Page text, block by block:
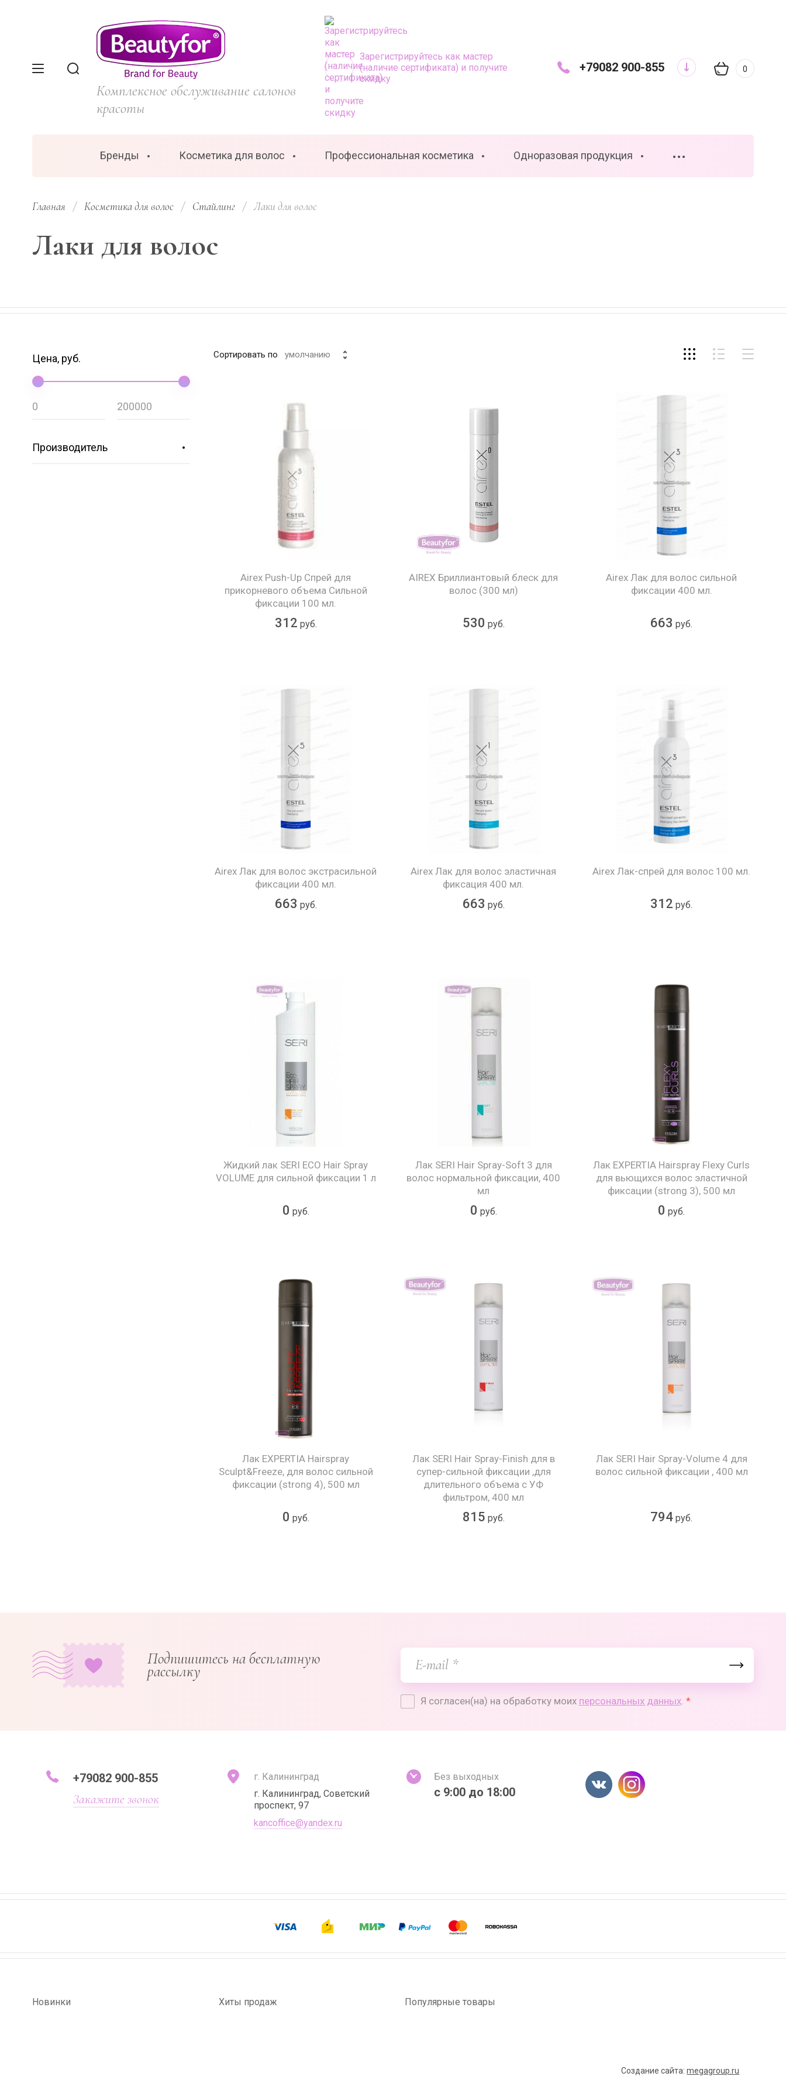
0
Комплексное обслуживание салонов
красоты
Зарегистрируйтесь как мастер
(наличие сертификата) и получите
скидку
+79082 900-855
Бренды Косметика для волос Профессиональная косметика Одноразовая продукция •••
Главная / Косметика для волос / Стайлинг /
  Лаки для волос
Лаки для волос
Цена, руб.
Производитель
Сортировать по умолчанию
Airex Push-Up Спрей для
прикорневого объема Сильной
фиксации 100 мл.
312 руб.
AIREX Бриллиантовый блеск для
волос (300 мл)
530 руб.
Airex Лак для волос сильной
фиксации 400 мл.
663 руб.
Airex Лак для волос экстрасильной
фиксации 400 мл.
663 руб.
Airex Лак для волос эластичная
фиксация 400 мл.
663 руб.
Airex Лак-спрей для волос 100 мл.
312 руб.
Жидкий лак SERI ECO Hair Spray
VOLUME для сильной фиксации 1 л
0 руб.
Лак SERI Hair Spray-Soft 3 для
волос нормальной фиксации, 400
мл
0 руб.
Лак EXPERTIA Hairspray Flexy Curls
для вьющихся волос эластичной
фиксации (strong 3), 500 мл
0 руб.
Лак EXPERTIA Hairspray
Sculpt&Freeze, для волос сильной
фиксации (strong 4), 500 мл
0 руб.
Лак SERI Hair Spray-Finish для в
супер-сильной фиксации ,для
длительного объема с УФ
фильтром, 400 мл
815 руб.
Лак SERI Hair Spray-Volume 4 для
волос сильной фиксации , 400 мл
794 руб.
Подпишитесь на бесплатную
рассылку
Я согласен(на) на обработку моих персональных данных. *
+79082 900-855
Закажите звонок
г. Калининград
г. Калининград, Советский
проспект, 97
kancoffice@yandex.ru
Без выходных
с 9:00 до 18:00
Новинки Хиты продаж Популярные товары
Создание сайта:megagroup.ru